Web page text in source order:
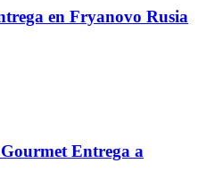
en Fryanovo Rusia
Entrega a